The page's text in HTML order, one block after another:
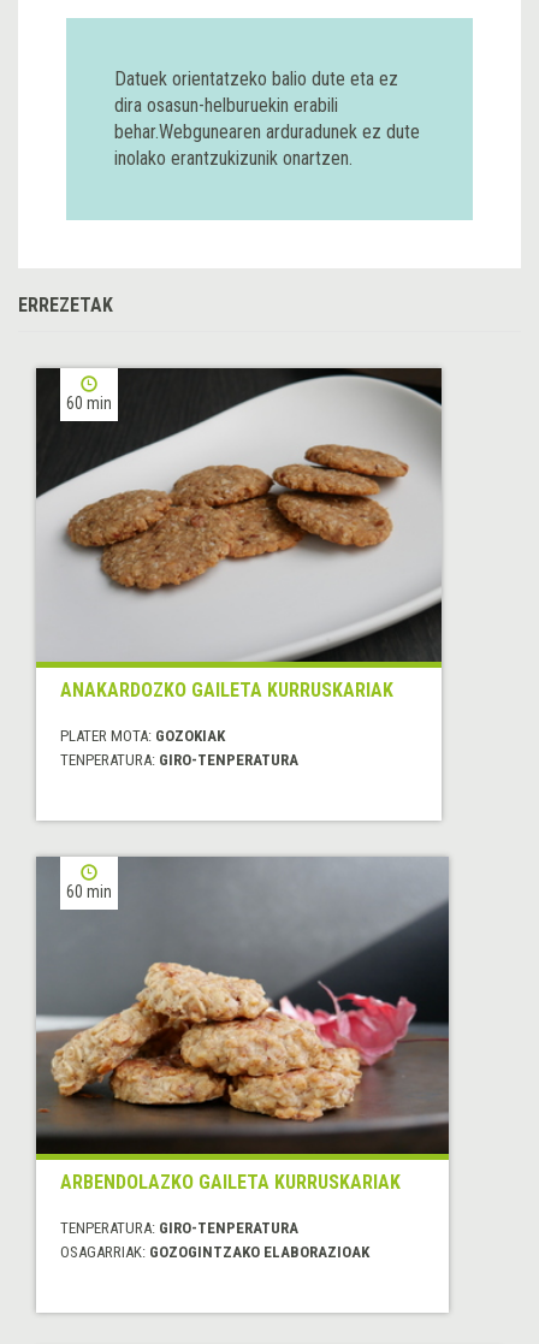
Datuek orientatzeko balio dute eta ez
dira osasun-helburuekin erabili
behar.Webgunearen arduradunek ez dute
inolako erantzukizunik onartzen.
ERREZETAK
60 min
ANAKARDOZKO GAILETA KURRUSKARIAK
PLATER MOTA: GOZOKIAK
TENPERATURA: GIRO-TENPERATURA
60 min
ARBENDOLAZKO GAILETA KURRUSKARIAK
TENPERATURA: GIRO-TENPERATURA
OSAGARRIAK: GOZOGINTZAKO ELABORAZIOAK